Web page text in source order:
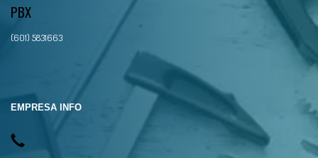
PBX
(601) 5831663
EMPRESA INFO